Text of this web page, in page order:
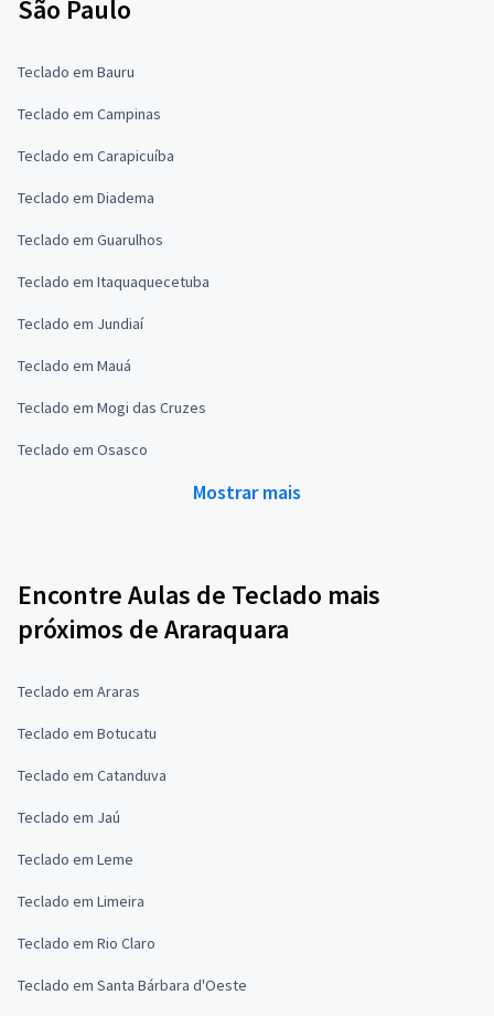
São Paulo
Teclado em Bauru
Teclado em Campinas
Teclado em Carapicuíba
Teclado em Diadema
Teclado em Guarulhos
Teclado em Itaquaquecetuba
Teclado em Jundiaí
Teclado em Mauá
Teclado em Mogi das Cruzes
Teclado em Osasco
Mostrar mais
Encontre Aulas de Teclado mais
próximos de Araraquara
Teclado em Araras
Teclado em Botucatu
Teclado em Catanduva
Teclado em Jaú
Teclado em Leme
Teclado em Limeira
Teclado em Rio Claro
Teclado em Santa Bárbara d'Oeste